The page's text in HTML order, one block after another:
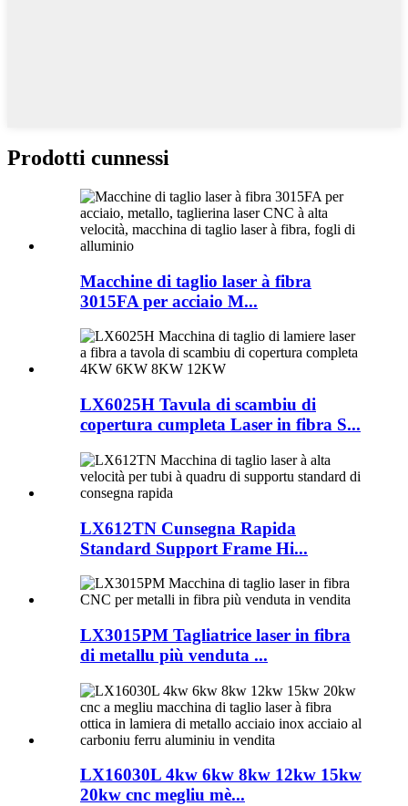
Prodotti cunnessi
Macchine di taglio laser à fibra
3015FA per acciaio M...
LX6025H Tavula di scambiu di
copertura cumpleta Laser in fibra S...
LX612TN Cunsegna Rapida
Standard Support Frame Hi...
LX3015PM Tagliatrice laser in fibra
di metallu più venduta ...
LX16030L 4kw 6kw 8kw 12kw 15kw
20kw cnc megliu mè...